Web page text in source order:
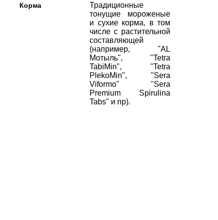
Корма
Традиционные
тонущие мороженые
и сухие корма, в том
числе с растительной
составляющей
(например, "AL
Мотыль", "Tetra
TabiMin", "Tetra
PlekoMin", "Sera
Viformo" "Sera
Premium Spirulina
Tabs" и пр).